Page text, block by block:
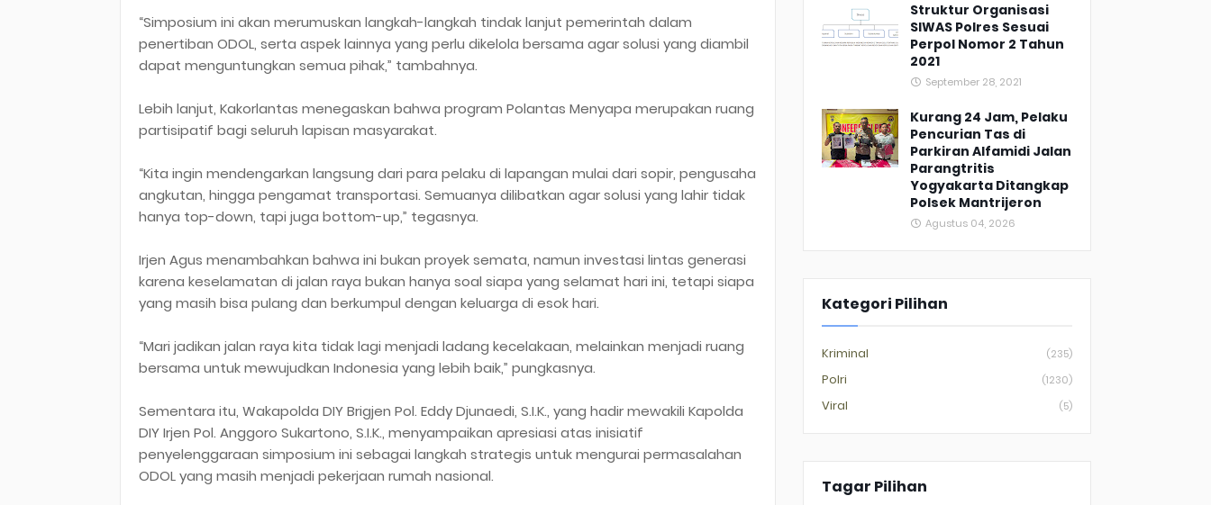
“Simposium ini akan merumuskan langkah-langkah tindak lanjut pemerintah dalam
penertiban ODOL, serta aspek lainnya yang perlu dikelola bersama agar solusi yang diambil
dapat menguntungkan semua pihak,” tambahnya.
Lebih lanjut, Kakorlantas menegaskan bahwa program Polantas Menyapa merupakan ruang
partisipatif bagi seluruh lapisan masyarakat.
“Kita ingin mendengarkan langsung dari para pelaku di lapangan mulai dari sopir, pengusaha
angkutan, hingga pengamat transportasi. Semuanya dilibatkan agar solusi yang lahir tidak
hanya top-down, tapi juga bottom-up,” tegasnya.
Irjen Agus menambahkan bahwa ini bukan proyek semata, namun investasi lintas generasi
karena keselamatan di jalan raya bukan hanya soal siapa yang selamat hari ini, tetapi siapa
yang masih bisa pulang dan berkumpul dengan keluarga di esok hari.
“Mari jadikan jalan raya kita tidak lagi menjadi ladang kecelakaan, melainkan menjadi ruang
bersama untuk mewujudkan Indonesia yang lebih baik,” pungkasnya.
Sementara itu, Wakapolda DIY Brigjen Pol. Eddy Djunaedi, S.I.K., yang hadir mewakili Kapolda
DIY Irjen Pol. Anggoro Sukartono, S.I.K., menyampaikan apresiasi atas inisiatif
penyelenggaraan simposium ini sebagai langkah strategis untuk mengurai permasalahan
ODOL yang masih menjadi pekerjaan rumah nasional.
Struktur Organisasi
SIWAS Polres Sesuai
Perpol Nomor 2 Tahun
2021
September 28, 2021
Kurang 24 Jam, Pelaku
Pencurian Tas di
Parkiran Alfamidi Jalan
Parangtritis
Yogyakarta Ditangkap
Polsek Mantrijeron
Agustus 04, 2026
Kategori Pilihan
Kriminal (235)
Polri (1230)
Viral (5)
Tagar Pilihan